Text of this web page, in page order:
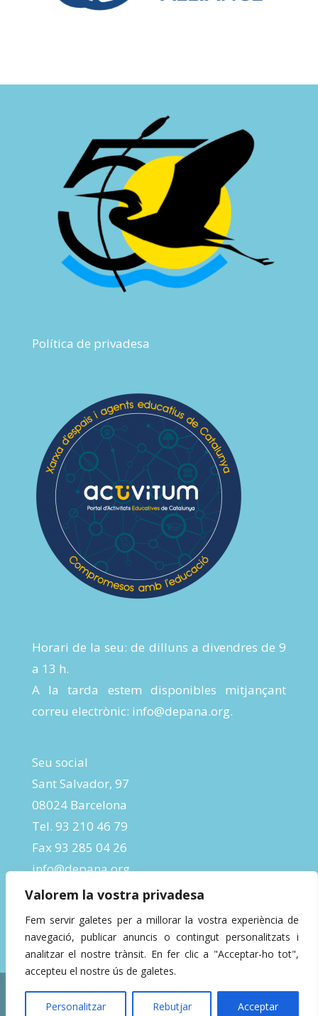
Valorem la vostra privadesa
Fem servir galetes per a millorar la vostra experiència de
navegació, publicar anuncis o contingut personalitzats i
analitzar el nostre trànsit. En fer clic a "Acceptar-ho tot",
accepteu el nostre ús de galetes.
Personalitzar Rebutjar Acceptar
Política de privadesa
Horari de la seu: de dilluns a divendres de 9
a 13 h.
A la tarda estem disponibles mitjançant
correu electrònic: info@depana.org.
Seu social
Sant Salvador, 97
08024 Barcelona
Tel. 93 210 46 79
Fax 93 285 04 26
info@depana.org
Designed byInBeta Crafts| Powered by